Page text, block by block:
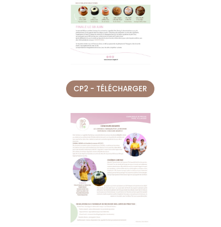
CP2 - TÉLÉCHARGER